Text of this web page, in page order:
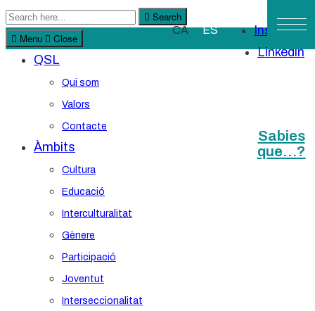
Search
for:
Search
Menu
Close
QSL
Qui som
Valors
Contacte
Àmbits
Cultura
Educació
Interculturalitat
Gènere
Participació
Joventut
Interseccionalitat
CA ES
Instagram
Linkedin
Sabies
que…?